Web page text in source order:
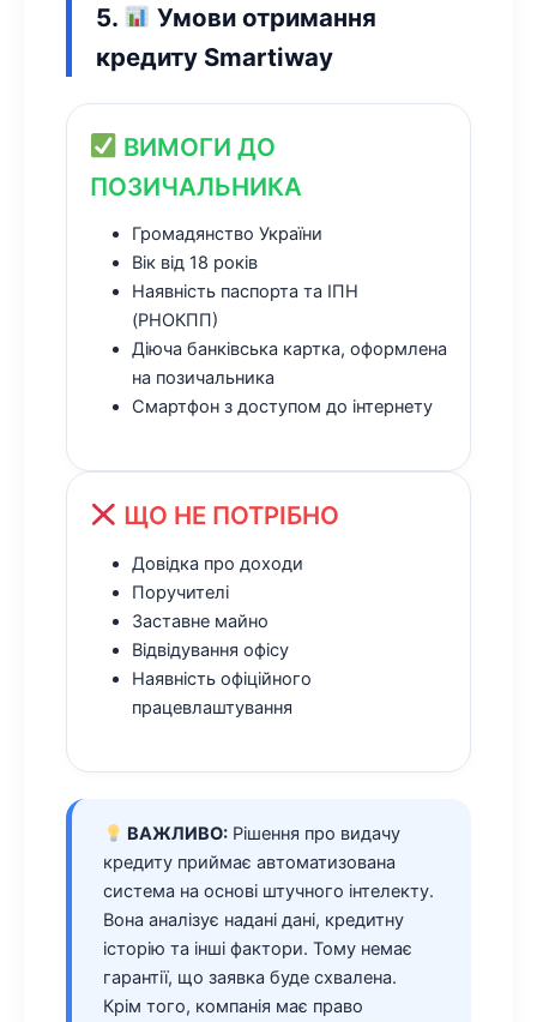
5.
Умови отримання
кредиту Smartiway
ВИМОГИ ДО
ПОЗИЧАЛЬНИКА
Громадянство України
Вік від 18 років
Наявність паспорта та ІПН
(РНОКПП)
Діюча банківська картка, оформлена
на позичальника
Смартфон з доступом до інтернету
ЩО НЕ ПОТРІБНО
Довідка про доходи
Поручителі
Заставне майно
Відвідування офісу
Наявність офіційного
працевлаштування
ВАЖЛИВО:Рішення про видачу
кредиту приймає автоматизована
система на основі штучного інтелекту.
Вона аналізує надані дані, кредитну
історію та інші фактори. Тому немає
гарантії, що заявка буде схвалена.
Крім того, компанія має право